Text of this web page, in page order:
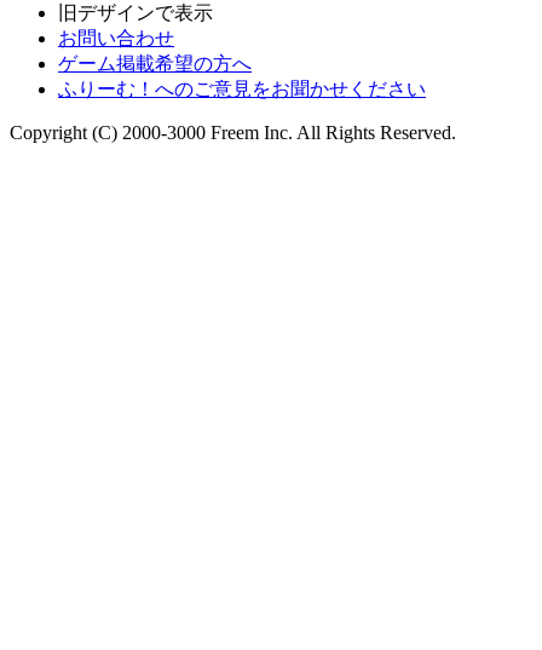
旧デザインで表示
お問い合わせ
ゲーム掲載希望の方へ
ふりーむ！へのご意見をお聞かせください
Copyright (C) 2000-3000 Freem Inc. All Rights Reserved.